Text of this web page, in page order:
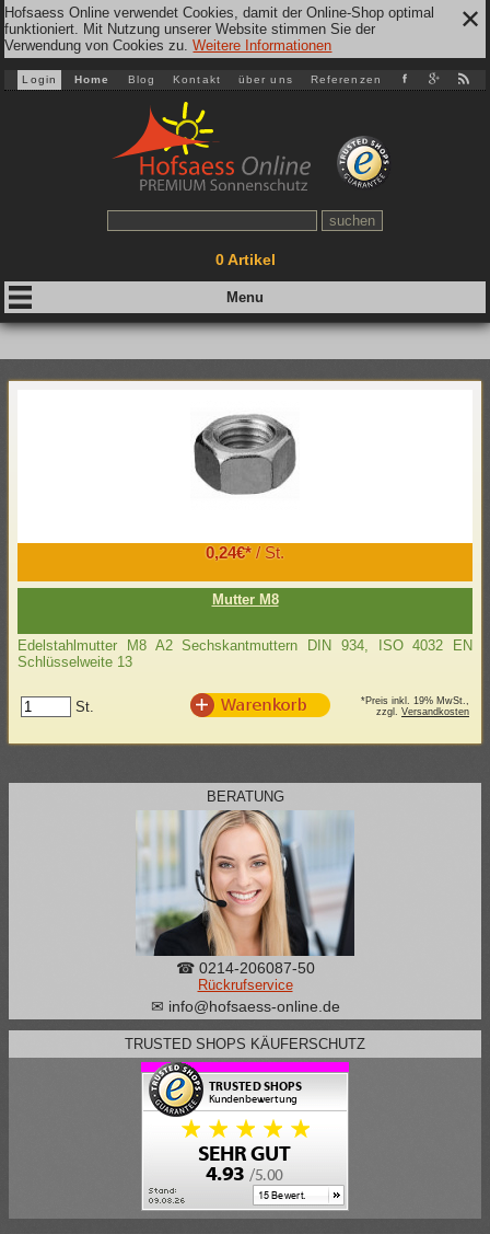
Hofsaess Online verwendet Cookies, damit der Online-Shop optimal
funktioniert. Mit Nutzung unserer Website stimmen Sie der
Verwendung von Cookies zu.Weitere Informationen
✕
Login Home Blog Kontakt über uns Referenzen
0Artikel
0,24€*/ St.
Mutter M8
Edelstahlmutter M8 A2 Sechskantmuttern DIN 934, ISO 4032 EN
Schlüsselweite 13
St.
*Preis inkl. 19% MwSt.,
zzgl. Versandkosten
BERATUNG
☎ 0214-206087-50
Rückrufservice
✉ info@hofsaess-online.de
TRUSTED SHOPS KÄUFERSCHUTZ